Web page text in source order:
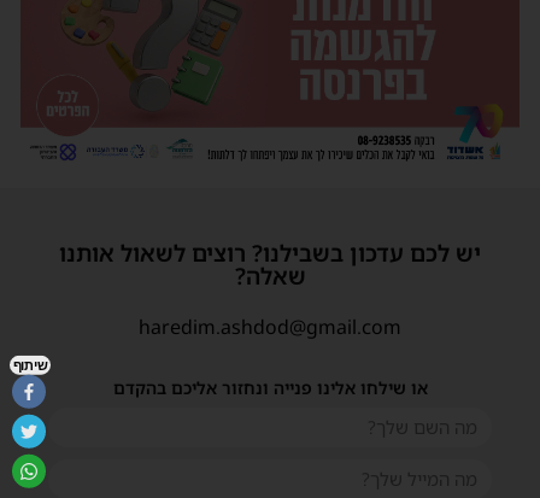
יש לכם עדכון בשבילנו? רוצים לשאול אותנו
שאלה?
haredim.ashdod@gmail.com
או שילחו אלינו פנייה ונחזור אליכם בהקדם
שיתוף